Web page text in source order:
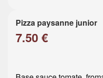
Pizza paysanne junior
7.50 €